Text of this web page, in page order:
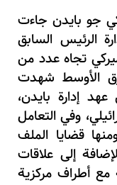
جو بايدن جاءت
الرئيس السابق
تجاه عدد من
الأوسط شهدت
إدارة بايدن،
وفي التعامل
قضايا الملف
إلى علاقات
مع أطراف مركزية